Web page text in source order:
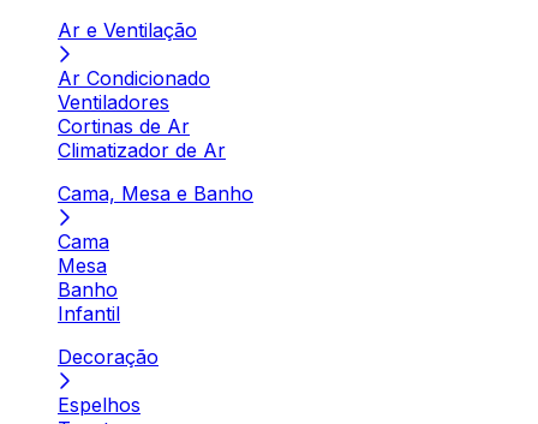
Ar e Ventilação
Ar Condicionado
Ventiladores
Cortinas de Ar
Climatizador de Ar
Cama, Mesa e Banho
Cama
Mesa
Banho
Infantil
Decoração
Espelhos